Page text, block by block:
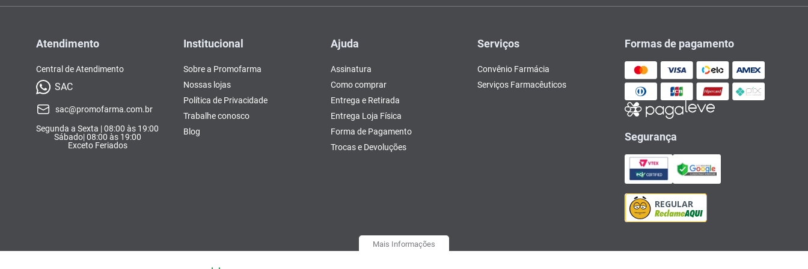
Atendimento
Central de Atendimento
SAC
sac@promofarma.com.br
Segunda a Sexta | 08:00 às 19:00
Sábado| 08:00 às 19:00
Exceto Feriados
Institucional
Sobre a Promofarma
Nossas lojas
Política de Privacidade
Trabalhe conosco
Blog
Ajuda
Assinatura
Como comprar
Entrega e Retirada
Entrega Loja Física
Forma de Pagamento
Trocas e Devoluções
Serviços
Convênio Farmácia
Serviços Farmacêuticos
Formas de pagamento
Segurança
Mais Informações